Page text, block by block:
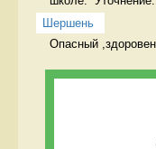
Шершень
Опасный